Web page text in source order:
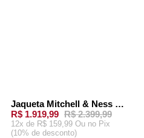
-20%
Jaqueta Mitchell & Ness Oversized Varsity Full-Snap Los Angeles Lakers Roxa
R$ 1.919,99 R$ 2.399,99
12x de R$ 159,99 Ou no Pix
(10% de desconto)